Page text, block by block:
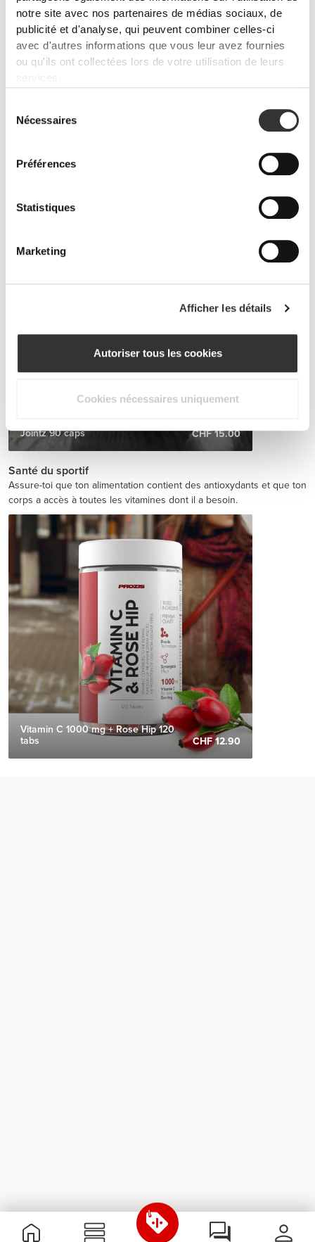
notre site avec nos partenaires de médias sociaux, de
publicité et d'analyse, qui peuvent combiner celles-ci
avec d'autres informations que vous leur avez fournies
ou qu'ils ont collectées lors de votre utilisation de leurs
services.
Nécessaires
Préférences
Statistiques
Marketing
Afficher les détails
Autoriser tous les cookies
Cookies nécessaires uniquement
Assure-toi que ta récupération musculaire est optimisée, que tes
articulations sont lubrifiées et que ton corps est protégé contre
Jointz 90 caps CHF 15.00
Santé du sportif
Assure-toi que ton alimentation contient des antioxydants et que ton
corps a accès à toutes les vitamines dont il a besoin.
Vitamin C 1000 mg + Rose Hip 120
tabs
CHF 12.90